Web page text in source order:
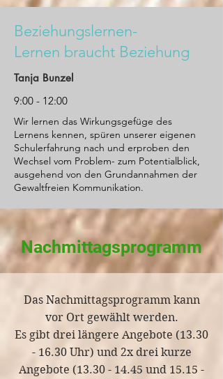
Beziehungslernen-
Lernen braucht Beziehung
Tanja Bunzel
9:00 - 12:00
​Wir lernen das Wirkungsgefüge des
Lernens kennen, spüren unserer eigenen
Schulerfahrung nach und erproben den
Wechsel vom Problem- zum Potentialblick,
ausgehend von den Grundannahmen der
Gewaltfreien Kommunikation.
Nachmittagsprogramm
Das Nachmittagsprogramm kann
vor Ort gewählt werden.
Es gibt drei längere Angebote (13.30
- 16.30Uhr) und 2x drei kurze
Angebote (13.30 - 14.45 und 15.15 -